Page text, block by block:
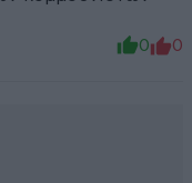
0 0